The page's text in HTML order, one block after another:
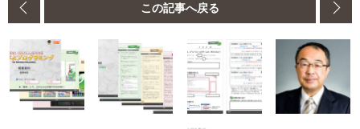
この記事へ戻る